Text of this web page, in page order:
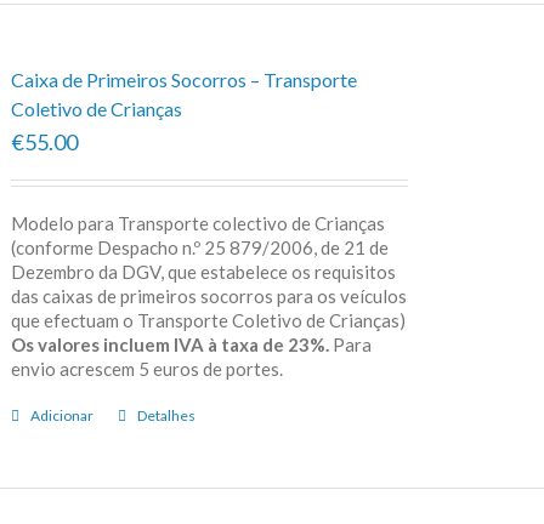
Caixa de Primeiros Socorros – Transporte
Coletivo de Crianças
€55.00
Modelo para Transporte colectivo de Crianças
(conforme Despacho n.º 25 879/2006, de 21 de
Dezembro da DGV, que estabelece os requisitos
das caixas de primeiros socorros para os veículos
que efectuam o Transporte Coletivo de Crianças)
Os valores incluem IVA à taxa de 23%. Para
envio acrescem 5 euros de portes.
Adicionar Detalhes